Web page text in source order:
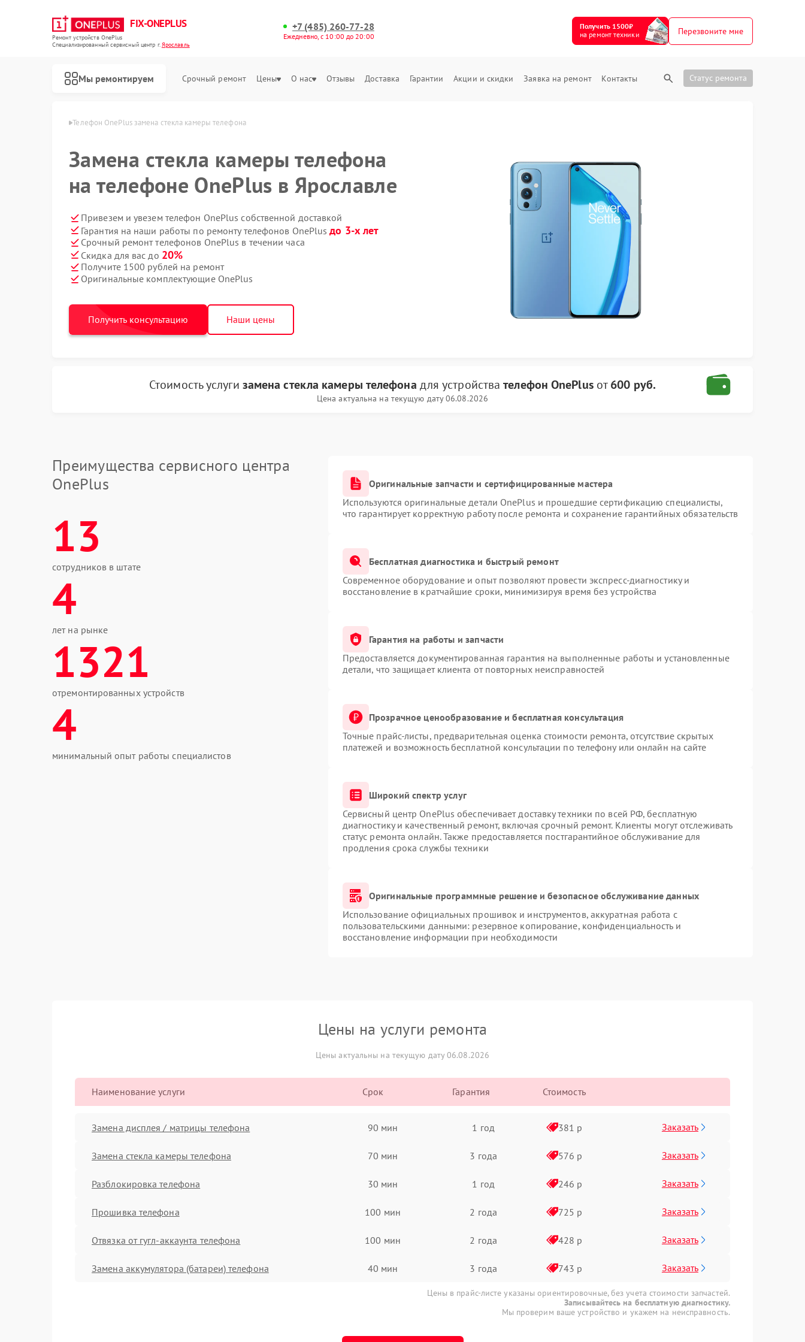
FIX-ONEPLUS
Ремонт устройств OnePlus
Специализированный cервисный центр г.Ярославль
+7 (485) 260-77-28
Ежедневно, с 10:00 до 20:00
Получить 1500₽
на ремонт техники
Перезвоните мне
Мы ремонтируем Срочный ремонт Цены О нас Отзывы Доставка Гарантии Акции и скидки Заявка на ремонт Контакты Статус ремонта
в Ярославле Телефон OnePlus замена стекла камеры телефона
Замена стекла камеры телефона
на телефоне OnePlus в Ярославле
Привезем и увезем телефон OnePlus собственной доставкой
Гарантия на наши работы по ремонту телефонов OnePlusдо 3-х лет
Срочный ремонт телефонов OnePlus в течении часа
Скидка для вас до 20%
Получите 1500 рублей на ремонт
Оригинальные комплектующие OnePlus
Получить консультацию Наши цены
Стоимость услуги замена стекла камеры телефона для устройствателефон OnePlusот600 руб.
Цена актуальна на текущую дату 06.08.2026
Преимущества сервисного центра
OnePlus
13
сотрудников в штате
4
лет на рынке
1321
отремонтированных устройств
4
минимальный опыт работы специалистов
Оригинальные запчасти и сертифицированные мастера
Используются оригинальные детали OnePlus и прошедшие сертификацию специалисты,
что гарантирует корректную работу после ремонта и сохранение гарантийных обязательств
Бесплатная диагностика и быстрый ремонт
Современное оборудование и опыт позволяют провести экспресс-диагностику и
восстановление в кратчайшие сроки, минимизируя время без устройства
Гарантия на работы и запчасти
Предоставляется документированная гарантия на выполненные работы и установленные
детали, что защищает клиента от повторных неисправностей
Прозрачное ценообразование и бесплатная консультация
Точные прайс-листы, предварительная оценка стоимости ремонта, отсутствие скрытых
платежей и возможность бесплатной консультации по телефону или онлайн на сайте
Широкий спектр услуг
Сервисный центр OnePlus обеспечивает доставку техники по всей РФ, бесплатную
диагностику и качественный ремонт, включая срочный ремонт. Клиенты могут отслеживать
статус ремонта онлайн. Также предоставляется постгарантийное обслуживание для
продления срока службы техники
Оригинальные программные решение и безопасное обслуживание данных
Использование официальных прошивок и инструментов, аккуратная работа с
пользовательскими данными: резервное копирование, конфиденциальность и
восстановление информации при необходимости
Цены на услуги ремонта
Цены актуальны на текущую дату 06.08.2026
Наименование услуги Срок Гарантия Стоимость
Замена дисплея / матрицы телефона 90 мин 1 год 381 р Заказать
Замена стекла камеры телефона 70 мин 3 года 576 р Заказать
Разблокировка телефона 30 мин 1 год 246 р Заказать
Прошивка телефона 100 мин 2 года 725 р Заказать
Отвязка от гугл-аккаунта телефона 100 мин 2 года 428 р Заказать
Замена аккумулятора (батареи) телефона 40 мин 3 года 743 р Заказать
Цены в прайс-листе указаны ориентировочные, без учета стоимости запчастей.
Записывайтесь на бесплатную диагностику.
Мы проверим ваше устройство и укажем на неисправность.